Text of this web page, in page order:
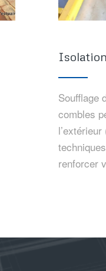
Isolation
Soufflage
combles
renforcer